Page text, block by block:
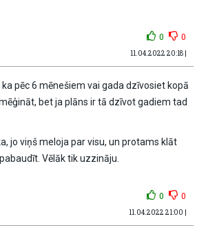
0 0
11.04.2022 20:18 |
ka pēc 6 mēnešiem vai gada dzīvosiet kopā
bet ja plāns ir tā dzīvot gadiem tad
jo viņš meloja par visu, un protams klāt
Vēlāk tik uzzināju.
0 0
11.04.2022 21:00 |